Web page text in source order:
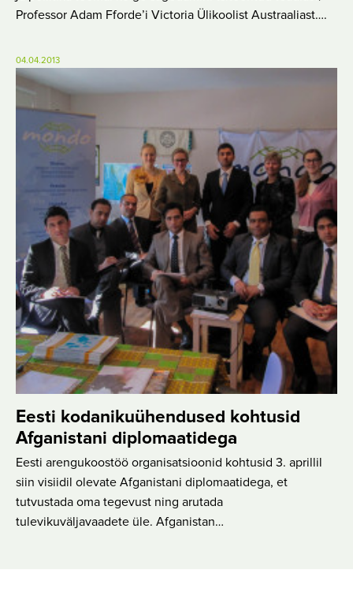
Professor Adam Fforde’i Victoria Ülikoolist Austraaliast….
04.04.2013
Eesti kodanikuühendused kohtusid
Afganistani diplomaatidega
Eesti arengukoostöö organisatsioonid kohtusid 3. aprillil
siin visiidil olevate Afganistani diplomaatidega, et
tutvustada oma tegevust ning arutada
tulevikuväljavaadete üle. Afganistan…